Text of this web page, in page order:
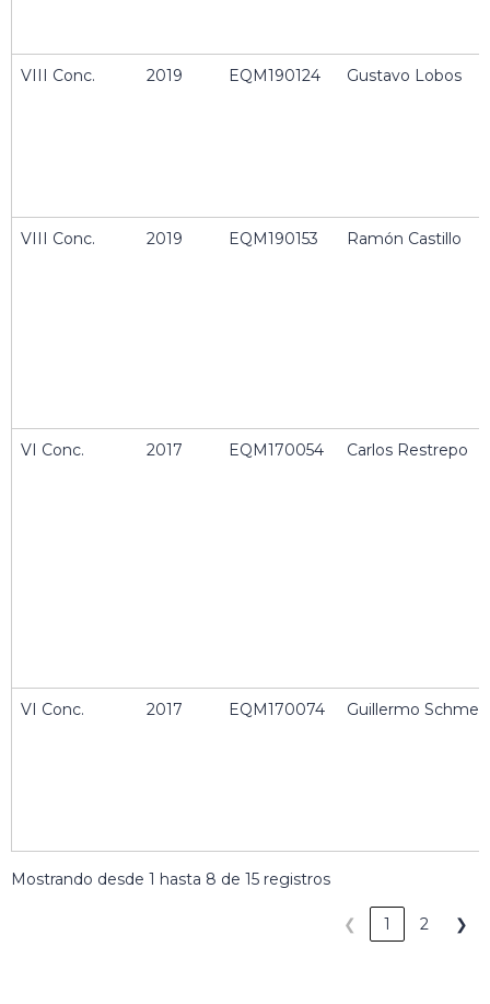
VIII Conc. 2019 EQM190124 Gustavo Lobos
VIII Conc. 2019 EQM190153 Ramón Castillo
VI Conc. 2017 EQM170054 Carlos Restrepo
VI Conc. 2017 EQM170074 Guillermo
Mostrando desde 1 hasta 8 de 15 registros
❮ 1 2 ❯